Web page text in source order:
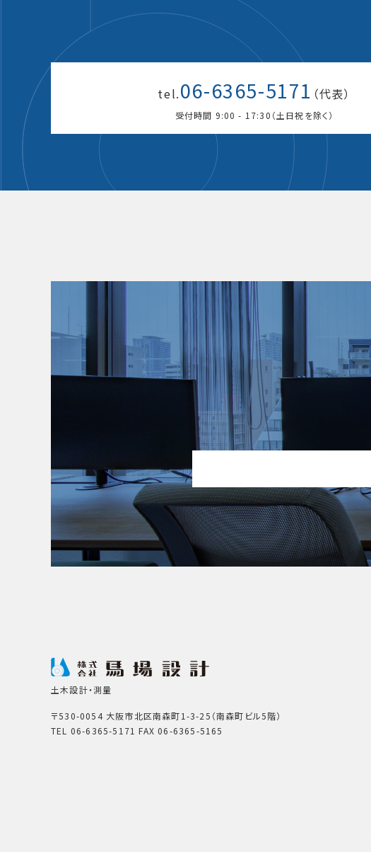
tel.06-6365-5171 （代表）
受付時間 9:00 - 17:30（土日祝を除く）
土木設計・測量
〒530-0054 大阪市北区南森町1-3-25（南森町ビル5階）
TEL 06-6365-5171 FAX 06-6365-5165